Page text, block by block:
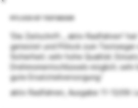
PITLOCK IST TESTSIEGER
'Die Zeitschrift „ aktiv Radfahren“
getestet und Pitlock zum Testsieger
Sicherheit; sehr hohe Qualität;
Drehmomentschlüssels möglich;
gute Ersatzteilversorgung;'
aktiv Radfahren, Ausgabe 11-12/09: